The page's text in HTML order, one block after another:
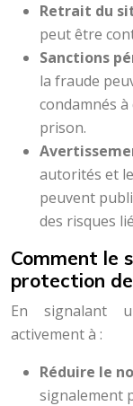
Retrait du
peut être
Sanctions
la fraude
condamnés à
prison.
autorités et
peuvent
des risques
Comment le
protection
En signalant
activement à :
Réduire le
signalement